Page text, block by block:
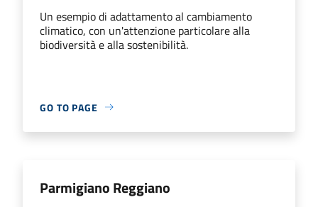
Un esempio di adattamento al cambiamento
climatico, con un'attenzione particolare alla
biodiversità e alla sostenibilità.
GO TO PAGE
Parmigiano Reggiano